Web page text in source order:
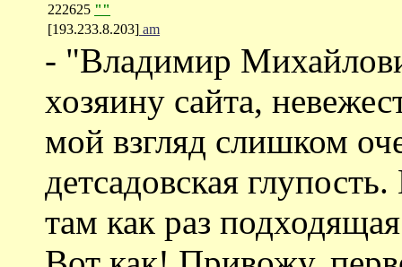
222625 ""
[193.233.8.203] am
- "Владимир
хозяину сайта,
мой взгляд слишком
детсадовская
там как раз